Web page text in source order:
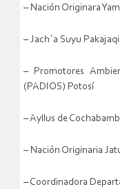
– Nación Originara
– Jach´a Suyu Pakajaqi
– Promotores
(PADIOS) Potosí
– Ayllus de
– Nación Originaria
– Coordinadora